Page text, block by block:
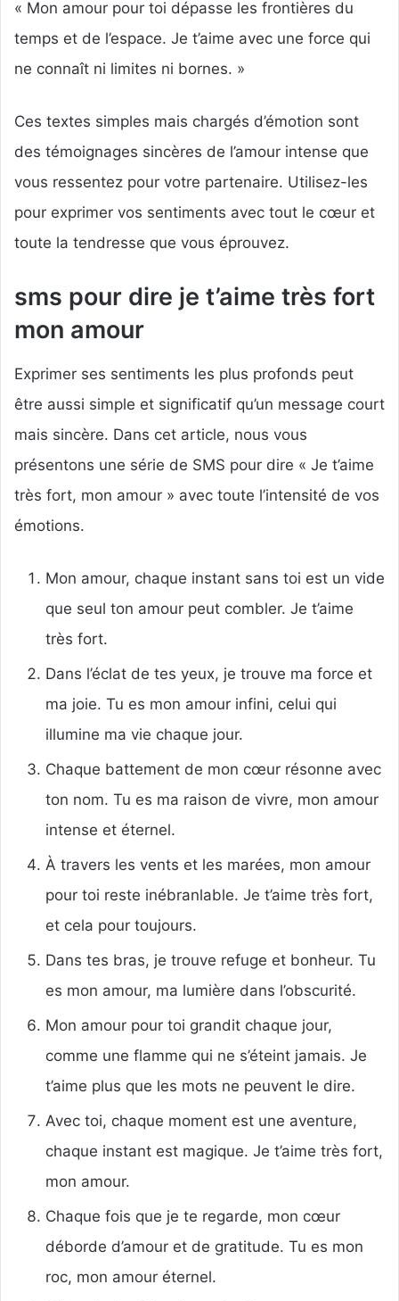
« Mon amour pour toi dépasse les frontières du
temps et de l’espace. Je t’aime avec une force qui
ne connaît ni limites ni bornes. »
Ces textes simples mais chargés d’émotion sont
des témoignages sincères de l’amour intense que
vous ressentez pour votre partenaire. Utilisez-les
pour exprimer vos sentiments avec tout le cœur et
toute la tendresse que vous éprouvez.
sms pour dire je t’aime très fort
mon amour
Exprimer ses sentiments les plus profonds peut
être aussi simple et significatif qu’un message court
mais sincère. Dans cet article, nous vous
présentons une série de SMS pour dire « Je t’aime
très fort, mon amour » avec toute l’intensité de vos
émotions.
Mon amour, chaque instant sans toi est un vide
que seul ton amour peut combler. Je t’aime
très fort.
Dans l’éclat de tes yeux, je trouve ma force et
ma joie. Tu es mon amour infini, celui qui
illumine ma vie chaque jour.
Chaque battement de mon cœur résonne avec
ton nom. Tu es ma raison de vivre, mon amour
intense et éternel.
À travers les vents et les marées, mon amour
pour toi reste inébranlable. Je t’aime très fort,
et cela pour toujours.
Dans tes bras, je trouve refuge et bonheur. Tu
es mon amour, ma lumière dans l’obscurité.
Mon amour pour toi grandit chaque jour,
comme une flamme qui ne s’éteint jamais. Je
t’aime plus que les mots ne peuvent le dire.
Avec toi, chaque moment est une aventure,
chaque instant est magique. Je t’aime très fort,
mon amour.
Chaque fois que je te regarde, mon cœur
déborde d’amour et de gratitude. Tu es mon
roc, mon amour éternel.